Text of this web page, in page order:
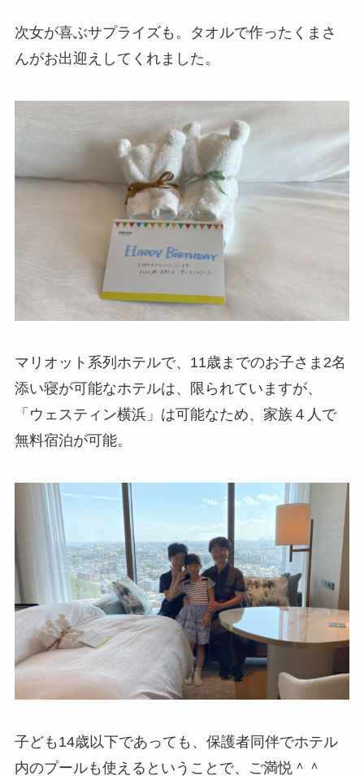
次女が喜ぶサプライズも。タオルで作ったくまさ
んがお出迎えしてくれました。
マリオット系列ホテルで、11歳までのお子さま2名
添い寝が可能なホテルは、限られていますが、
「ウェスティン横浜」は可能なため、家族４人で
無料宿泊が可能。
子ども14歳以下であっても、保護者同伴でホテル
内のプールも使えるということで、ご満悦＾＾